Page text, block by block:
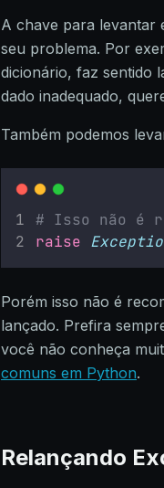
A chave para levantar
seu problema. Por
dicionário, faz sentido
dado inadequado,
Também podemos
# Isso não é
raise
Porém isso não é
lançado. Prefira
você não conheça
comuns em Python.
Relançando